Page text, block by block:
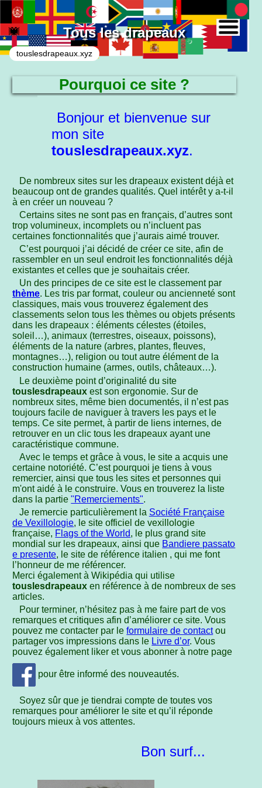
Tous les drapeaux
touslesdrapeaux.xyz
Pourquoi ce site ?
Bonjour et bienvenue sur
mon site
touslesdrapeaux.xyz.
De nombreux sites sur les drapeaux existent déjà et
beaucoup ont de grandes qualités. Quel intérêt y a-t-il
à en créer un nouveau ?
Certains sites ne sont pas en français, d’autres sont
trop volumineux, incomplets ou n’incluent pas
certaines fonctionnalités que j’aurais aimé trouver.
C’est pourquoi j’ai décidé de créer ce site, afin de
rassembler en un seul endroit les fonctionnalités déjà
existantes et celles que je souhaitais créer.
Un des principes de ce site est le classement par
thème. Les tris par format, couleur ou ancienneté sont
classiques, mais vous trouverez également des
classements selon tous les thèmes ou objets présents
dans les drapeaux : éléments célestes (étoiles,
soleil…), animaux (terrestres, oiseaux, poissons),
éléments de la nature (arbres, plantes, fleuves,
montagnes…), religion ou tout autre élément de la
construction humaine (armes, outils, châteaux…).
Le deuxième point d’originalité du site
touslesdrapeaux est son ergonomie. Sur de
nombreux sites, même bien documentés, il n’est pas
toujours facile de naviguer à travers les pays et le
temps. Ce site permet, à partir de liens internes, de
retrouver en un clic tous les drapeaux ayant une
caractéristique commune.
Avec le temps et grâce à vous, le site a acquis une
certaine notoriété. C’est pourquoi je tiens à vous
remercier, ainsi que tous les sites et personnes qui
m'ont aidé à le construire. Vous en trouverez la liste
dans la partie"Remerciements".
Je remercie particulièrement la Société Française
de Vexillologie, le site officiel de vexillologie
française, Flags of the World, le plus grand site
mondial sur les drapeaux, ainsi que Bandiere passato
e presente, le site de référence italien , qui me font
l’honneur de me référencer.
Merci également à Wikipédia qui utilise
touslesdrapeaux en référence à de nombreux de ses
articles.
Pour terminer, n’hésitez pas à me faire part de vos
remarques et critiques afin d’améliorer ce site. Vous
pouvez me contacter par leformulaire de contactou
partager vos impressions dans le Livre d’or. Vous
pouvez également liker et vous abonner à notre page
pour être informé des nouveautés.
Soyez sûr que je tiendrai compte de toutes vos
remarques pour améliorer le site et qu’il réponde
toujours mieux à vos attentes.
Bon surf...